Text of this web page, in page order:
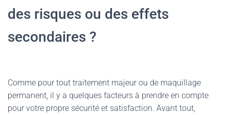
des risques ou des effets
secondaires ?
Comme pour tout traitement majeur ou de maquillage
permanent, il y a quelques facteurs à prendre en compte
pour votre propre sécurité et satisfaction. Avant tout,